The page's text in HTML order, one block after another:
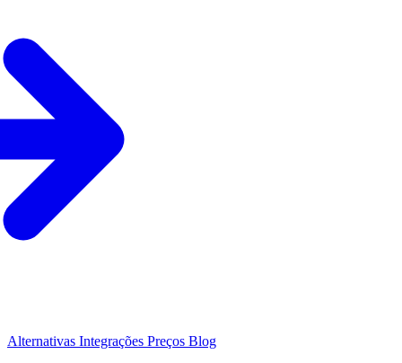
Alternativas Integrações Preços Blog